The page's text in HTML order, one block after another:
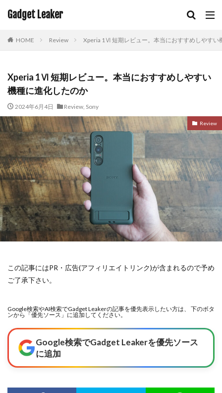
Gadget Leaker
HOME Review Xperia 1Ⅵ 短期レビュー。本当におすすめしやすい
Xperia 1Ⅵ 短期レビュー。本当におすすめしやすい
機種に進化したのか
2024年6月4日 Review, Sony
Review
この記事にはPR・広告(アフィリエイトリンク)が含まれるので予め
ご了承下さい。
Google検索やAI検索でGadget Leakerの記事を優先表示したい方は、 下のボタ
ンから「優先ソース」に追加してください。
Google検索でGadget Leakerを優先ソース
に追加